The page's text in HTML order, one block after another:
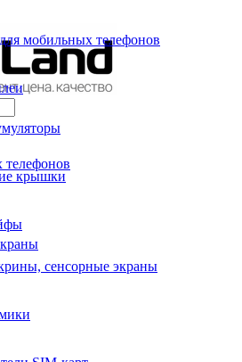
телефонов
мобильных телефонов
крышки
сенсорные экраны